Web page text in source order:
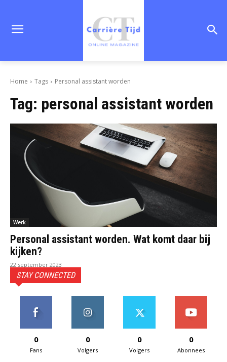
Home Tags Personal assistant worden
Tag: personal assistant worden
Werk
Personal assistant worden. Wat komt daar bij
kijken?
22 september 2023
STAY CONNECTED
0
Fans
0
Volgers
0
Volgers
0
Abonnees